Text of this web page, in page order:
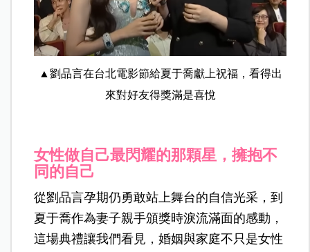
▲劉品言在台北電影節給夏于喬獻上祝福，看得出
來對好友得獎滿是喜悅
女性做自己最閃耀的那顆星，擁抱不
同的自己
從劉品言孕期仍勇敢站上舞台的自信光采，到
夏于喬作為妻子親手頒獎時淚流滿面的感動，
這場典禮讓我們看見，婚姻與家庭不只是女性